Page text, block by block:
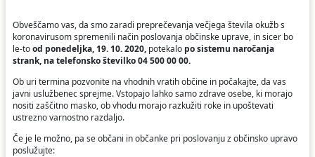
Obveščamo vas, da smo zaradi preprečevanja večjega števila okužb s
koronavirusom spremenili način poslovanja občinske uprave, in sicer bo
le-tood ponedeljka, 19. 10. 2020, potekalo po sistemu naročanja
strank, na telefonsko številko 04 500 00 00.
Ob uri termina pozvonite na vhodnih vratih občine in počakajte, da vas
javni uslužbenec sprejme. Vstopajo lahko samo zdrave osebe, ki morajo
nositi zaščitno masko, ob vhodu morajo razkužiti roke in upoštevati
ustrezno varnostno razdaljo.
Če je le možno, pa se občani in občanke pri poslovanju z občinsko upravo
poslužujte: